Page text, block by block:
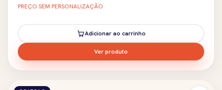
PREÇO SEM PERSONALIZAÇÃO
Adicionar ao carrinho
Ver produto